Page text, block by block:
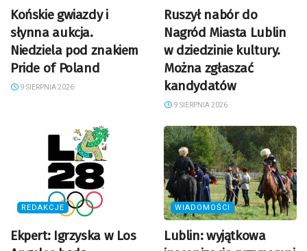
Końskie gwiazdy i
słynna aukcja.
Niedziela pod znakiem
Pride of Poland
9 SIERPNIA 2026
Ruszył nabór do
Nagród Miasta Lublin
w dziedzinie kultury.
Można zgłaszać
kandydatów
9 SIERPNIA 2026
REDAKCJE
Ekpert: Igrzyska w Los
WIADOMOŚCI
Lublin: wyjątkowa